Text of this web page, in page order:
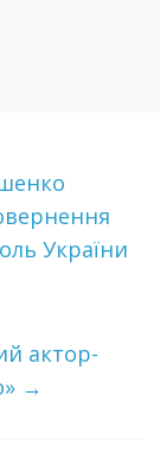
України
актор-
→